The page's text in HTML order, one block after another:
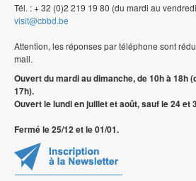
Tél. : + 32 (0)2 219 19 80 (du mardi au
visit@cbbd.be
Attention, les réponses par téléphone sont
mail.
Ouvert du mardi au dimanche, de 10h à 18h
17h).
Ouvert le lundi en juillet et août, sauf le 24 et
Fermé le 25/12 et le 01/01.